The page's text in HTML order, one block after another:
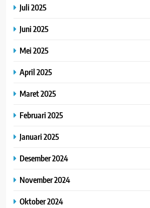
Juli 2025
Juni 2025
Mei 2025
April 2025
Maret 2025
Februari 2025
Januari 2025
Desember 2024
November 2024
Oktober 2024